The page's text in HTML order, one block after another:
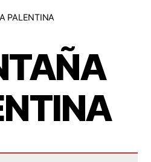
PALENTINA